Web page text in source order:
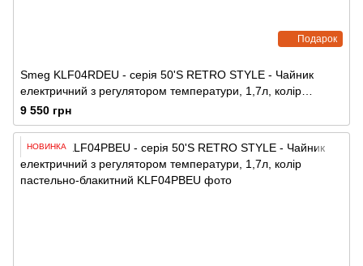
Подарок
Smeg KLF04RDEU - серія 50'S RETRO STYLE - Чайник
електричний з регулятором температури, 1,7л, колір
червоний
9 550 грн
НОВИНКА